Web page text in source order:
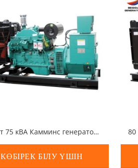
60 кВт 75 кВА Камминс генераторы
КӨБІРЕК БІЛУ ҮШІН